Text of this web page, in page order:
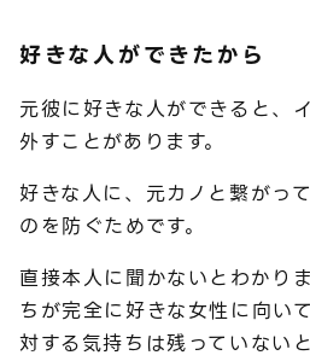
好きな人ができたから
元彼に好きな人ができると、
外すことがあります。
好きな人に、元カノと繋がっ
のを防ぐためです。
直接本人に聞かないとわかり
ちが完全に好きな女性に向い
対する気持ちは残っていない